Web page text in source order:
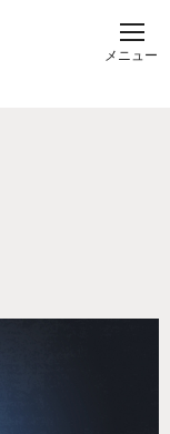
メニュー